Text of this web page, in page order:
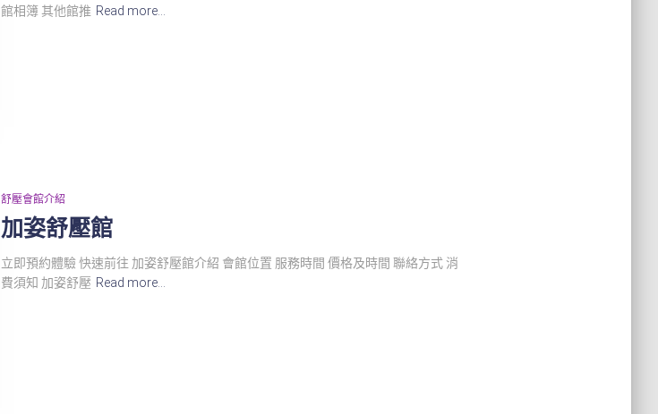
館相簿 其他館推 Read more…
舒壓會館介紹
加姿舒壓館
立即預約體驗 快速前往 加姿舒壓館介紹 會館位置 服務時間 價格及時間 聯絡方式 消
費須知 加姿舒壓 Read more…